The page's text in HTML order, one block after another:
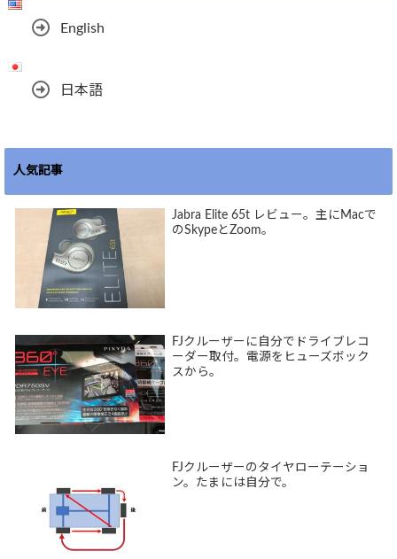
English
日本語
人気記事
Jabra Elite 65t レビュー。主にMacで
のSkypeとZoom。
FJクルーザーに自分でドライブレコ
ーダー取付。電源をヒューズボック
スから。
FJクルーザーのタイヤローテーショ
ン。たまには自分で。